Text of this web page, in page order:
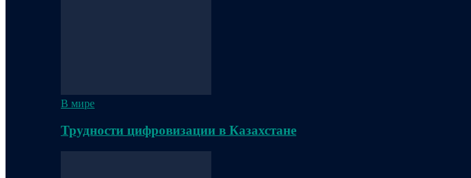
В мире
Трудности цифровизации в Казахстане